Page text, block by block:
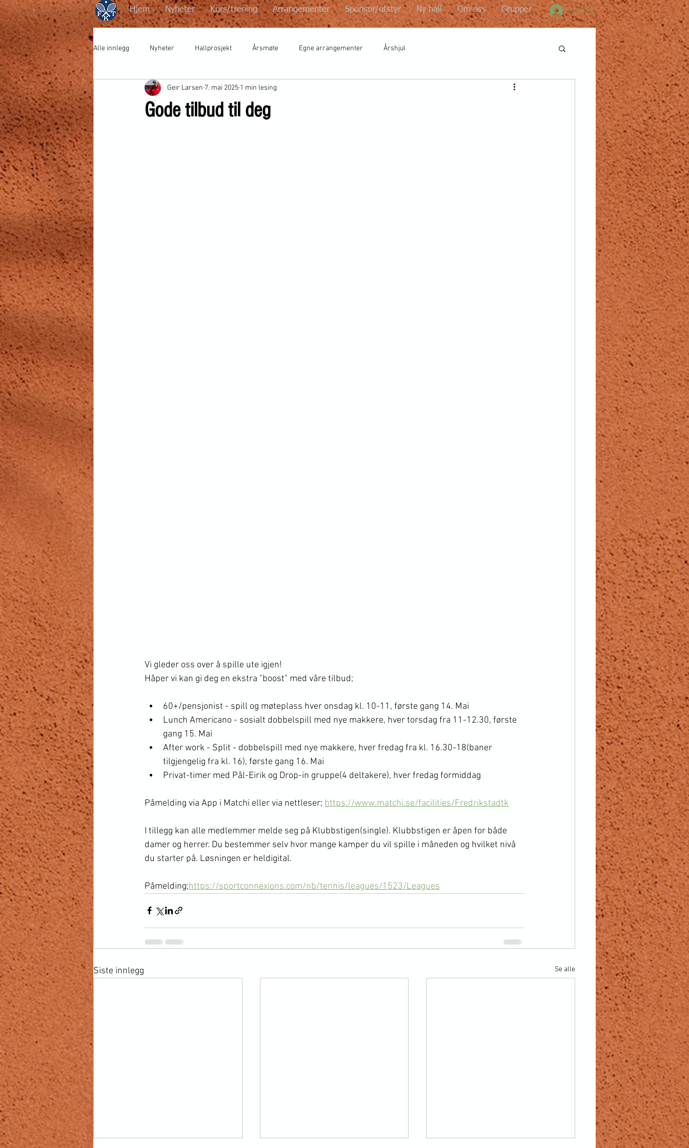
Hjem Nyheter Kurs/trening Arrangementer Sponsor/utstyr Ny hall Om oss Grupper Logg inn
Alle innlegg Nyheter Hallprosjekt Årsmøte Egne arrangementer Årshjul
Gode tilbud til deg
Geir Larsen 7. mai 2025 1 min lesing
Vi gleder oss over å spille ute igjen!
Håper vi kan gi deg en ekstra "boost" med våre tilbud;
60+/pensjonist - spill og møteplass hver onsdag kl. 10-11, første gang 14. Mai
Lunch Americano - sosialt dobbelspill med nye makkere, hver torsdag fra 11-12.30, første
gang 15. Mai
After work - Split - dobbelspill med nye makkere, hver fredag fra kl. 16.30-18(baner
tilgjengelig fra kl. 16), første gang 16. Mai
Privat-timer med Pål-Eirik og Drop-in gruppe(4 deltakere), hver fredag formiddag
Påmelding via App i Matchi eller via nettleser; https://www.matchi.se/facilities/Fredrikstadtk
I tillegg kan alle medlemmer melde seg på Klubbstigen(single). Klubbstigen er åpen for både
damer og herrer. Du bestemmer selv hvor mange kamper du vil spille i måneden og hvilket nivå
du starter på. Løsningen er heldigital.
Påmelding;https://sportconnexions.com/nb/tennis/leagues/1523/Leagues
Siste innlegg Se alle